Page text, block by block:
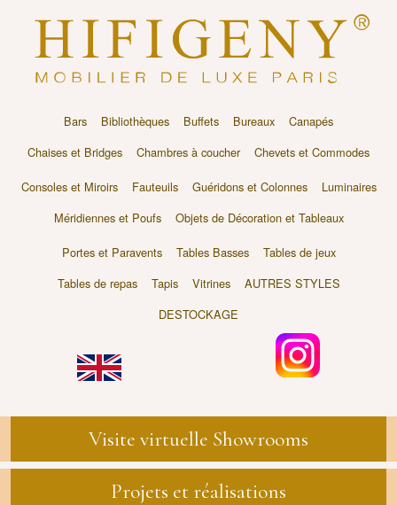
Bars Bibliothèques Buffets Bureaux
Canapés
Chaises et Bridges
Chambres à coucher Chevets et Commodes
Consoles et Miroirs Fauteuils Guéridons et Colonnes
Luminaires
Méridiennes et Poufs
Objets de Décoration et Tableaux
Portes et Paravents Tables Basses
Tables de jeux
Tables de repas
Tapis Vitrines
AUTRES STYLES
DESTOCKAGE
Visite virtuelle Showrooms
Projets et réalisations